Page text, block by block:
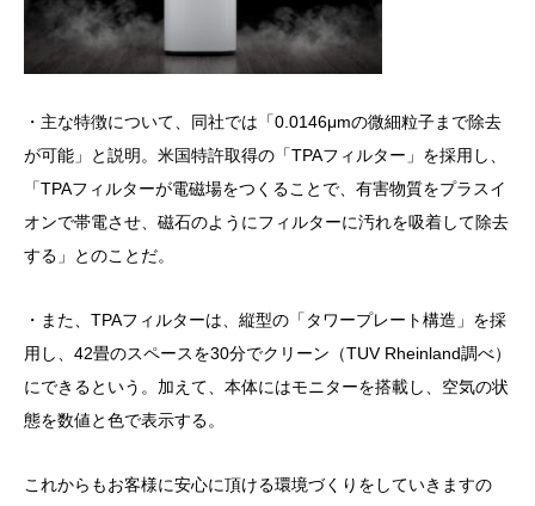
・主な特徴について、同社では「0.0146μmの微細粒子まで除去
が可能」と説明。米国特許取得の「TPAフィルター」を採用し、
「TPAフィルターが電磁場をつくることで、有害物質をプラスイ
オンで帯電させ、磁石のようにフィルターに汚れを吸着して除去
する」とのことだ。
・また、TPAフィルターは、縦型の「タワープレート構造」を採
用し、42畳のスペースを30分でクリーン（TUV Rheinland調べ）
にできるという。加えて、本体にはモニターを搭載し、空気の状
態を数値と色で表示する。
これからもお客様に安心に頂ける環境づくりをしていきますの